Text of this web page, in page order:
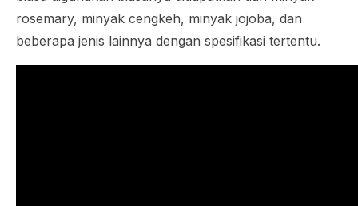
rosemary, minyak cengkeh, minyak jojoba, dan
beberapa jenis lainnya dengan spesifikasi tertentu.